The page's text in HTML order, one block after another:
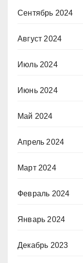
Сентябрь 2024
Август 2024
Июль 2024
Июнь 2024
Май 2024
Апрель 2024
Март 2024
Февраль 2024
Январь 2024
Декабрь 2023